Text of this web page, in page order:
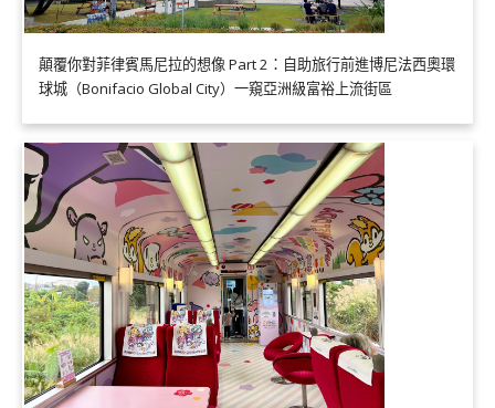
顛覆你對菲律賓馬尼拉的想像 Part 2：自助旅行前進博尼法西奧環
球城（Bonifacio Global City）一窺亞洲級富裕上流街區